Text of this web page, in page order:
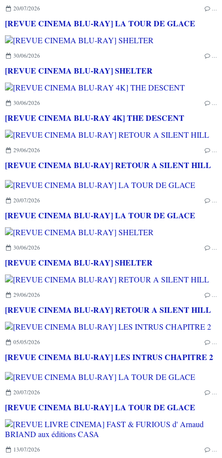
20/07/2026 …
[REVUE CINEMA BLU-RAY] LA TOUR DE GLACE
30/06/2026 …
[REVUE CINEMA BLU-RAY] SHELTER
30/06/2026 …
[REVUE CINEMA BLU-RAY 4K] THE DESCENT
29/06/2026 …
[REVUE CINEMA BLU-RAY] RETOUR A SILENT HILL
20/07/2026 …
[REVUE CINEMA BLU-RAY] LA TOUR DE GLACE
30/06/2026 …
[REVUE CINEMA BLU-RAY] SHELTER
29/06/2026 …
[REVUE CINEMA BLU-RAY] RETOUR A SILENT HILL
05/05/2026 …
[REVUE CINEMA BLU-RAY] LES INTRUS CHAPITRE 2
20/07/2026 …
[REVUE CINEMA BLU-RAY] LA TOUR DE GLACE
13/07/2026 …